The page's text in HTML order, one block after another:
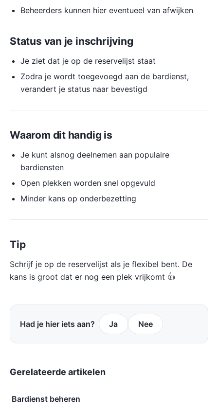
Beheerders kunnen hier eventueel van afwijken
Status van je inschrijving
Je ziet dat je op de reservelijst staat
Zodra je wordt toegevoegd aan de bardienst,
verandert je status naar bevestigd
Waarom dit handig is
Je kunt alsnog deelnemen aan populaire
bardiensten
Open plekken worden snel opgevuld
Minder kans op onderbezetting
Tip
Schrijf je op de reservelijst als je flexibel bent. De
kans is groot dat er nog een plek vrijkomt 👍
Had je hier iets aan? Ja Nee
Gerelateerde artikelen
Bardienst beheren